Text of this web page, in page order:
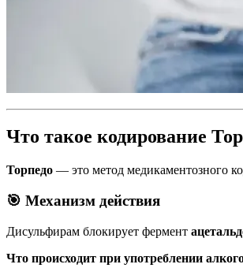
Что такое кодирование
Торпедо — это метод медикаментозного
🎯 Механизм действия
Дисульфирам блокирует фермент
Что происходит при употреблении